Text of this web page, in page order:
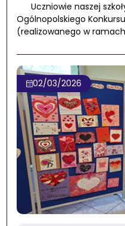
Uczniowie naszej
Ogólnopolskiego
(realizowanego w
02/03/2026